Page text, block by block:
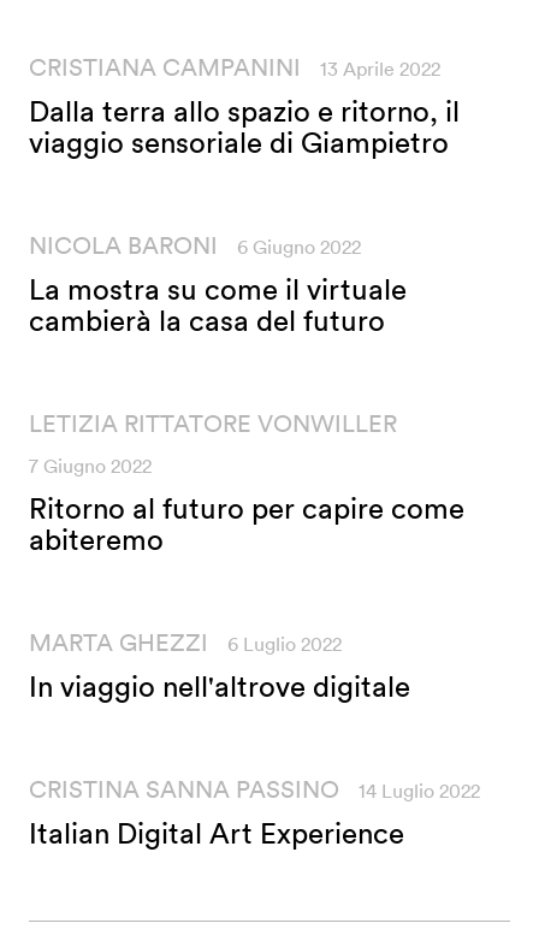
CRISTIANA CAMPANINI 13 Aprile 2022
Dalla terra allo spazio e ritorno, il
viaggio sensoriale di Giampietro
NICOLA BARONI 6 Giugno 2022
La mostra su come il virtuale
cambierà la casa del futuro
LETIZIA RITTATORE VONWILLER
7 Giugno 2022
Ritorno al futuro per capire come
abiteremo
MARTA GHEZZI 6 Luglio 2022
In viaggio nell'altrove digitale
CRISTINA SANNA PASSINO 14 Luglio 2022
Italian Digital Art Experience